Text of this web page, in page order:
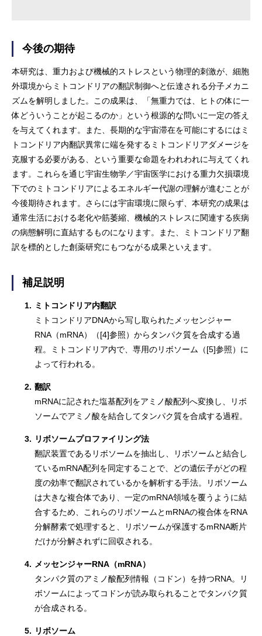
今後の期待
本研究は、重力および機械的ストレスという物理的刺激が、細胞
外環境からミトコンドリアの翻訳制御へと伝達される分子メカニ
ズムを解明しました。この成果は、「無重力では、ヒトの体に一
体どういうことが起こるのか」という根源的な問いに一定の答え
を与えてくれます。また、長期的な宇宙滞在を可能にするにはミ
トコンドリア内翻訳異常に端を発するミトコンドリアダメージを
克服する必要がある、という重要な命題をわれわれに与えてくれ
ます。これらを通じ宇宙生物学／宇宙医学における重力欠損環境
下でのミトコンドリアによるエネルギー代謝の理解が進むことが
今後期待されます。さらには宇宙環境に限らず、本研究の成果は
通常生活における老化や筋萎縮、機械的ストレスに関連する疾病
の病態解明に直結するものになります。また、ミトコンドリア翻
訳を標的とした創薬研究にもつながる成果といえます。
補足説明
1. ミトコンドリア内翻訳
ミトコンドリアDNAから写し取られたメッセンジャー
RNA（mRNA）（[4]参照）からタンパク質を合成する過
程。ミトコンドリア内で、専用のリボソーム（[5]参照）に
よって行われる。
2. 翻訳
mRNAに記された塩基配列をアミノ酸配列へ変換し、リボ
ソームでアミノ酸を結合してタンパク質を合成する過程。
3. リボソームプロファイリング法
翻訳装置であるリボソームを抽出し、リボソームと結合し
ているmRNA配列を同定することで、どの遺伝子がどの程
度の効率で翻訳されているかを解析する手法。リボソーム
は大きな複合体であり、一定のmRNA領域を覆うように結
合するため、これらのリボソームとmRNAの複合体をRNA
分解酵素で処理すると、リボソームが保護するmRNA断片
だけが分解されずに回収される。
4. メッセンジャーRNA（mRNA）
タンパク質のアミノ酸配列情報（コドン）を持つRNA。リ
ボソームによってコドンが読み取られることでタンパク質
が合成される。
5. リボソーム